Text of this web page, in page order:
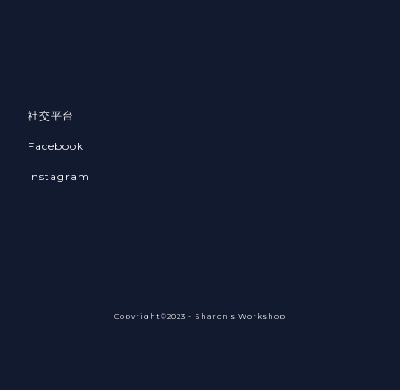
社交平台
Facebook
Instagram
Copyright©2023 - Sharon's Workshop